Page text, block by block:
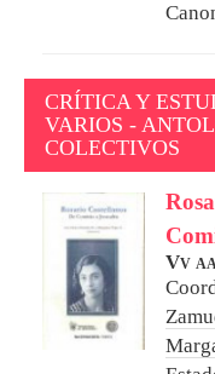
CRÍTICA Y
VARIOS -
COLECTIVOS
Vv